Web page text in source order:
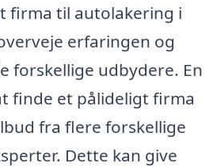
firma til autolakering i
erfaringen og
forskellige udbydere. En
finde et pålideligt firma
fra flere forskellige
Dette kan give